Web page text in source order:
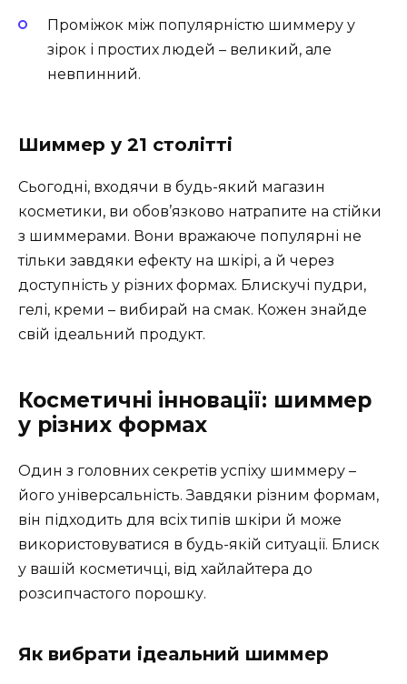
Проміжок між популярністю шиммеру у
зірок і простих людей – великий, але
невпинний.
Шиммер у 21 столітті
Сьогодні, входячи в будь-який магазин
косметики, ви обов’язково натрапите на стійки
з шиммерами. Вони вражаюче популярні не
тільки завдяки ефекту на шкірі, а й через
доступність у різних формах. Блискучі пудри,
гелі, креми – вибирай на смак. Кожен знайде
свій ідеальний продукт.
Косметичні інновації: шиммер
у різних формах
Один з головних секретів успіху шиммеру –
його універсальність. Завдяки різним формам,
він підходить для всіх типів шкіри й може
використовуватися в будь-якій ситуації. Блиск
у вашій косметичці, від хайлайтера до
розсипчастого порошку.
Як вибрати ідеальний шиммер